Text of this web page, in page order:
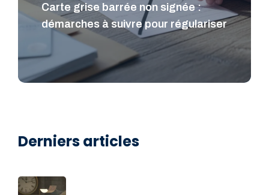
Carte grise barrée non signée :
démarches à suivre pour régulariser
Derniers articles